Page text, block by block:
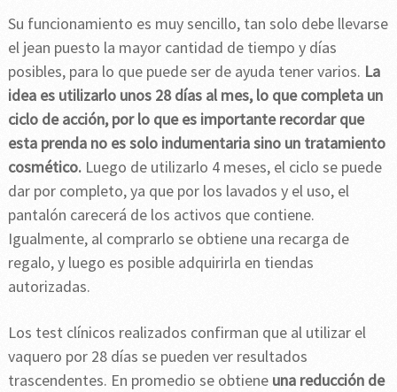
Su funcionamiento es muy sencillo, tan solo debe llevarse
el jean puesto la mayor cantidad de tiempo y días
posibles, para lo que puede ser de ayuda tener varios. La
idea es utilizarlo unos 28 días al mes, lo que completa un
ciclo de acción, por lo que es importante recordar que
esta prenda no es solo indumentaria sino un tratamiento
cosmético.Luego de utilizarlo 4 meses, el ciclo se puede
dar por completo, ya que por los lavados y el uso, el
pantalón carecerá de los activos que contiene.
Igualmente, al comprarlo se obtiene una recarga de
regalo, y luego es posible adquirirla en tiendas
autorizadas.
Los test clínicos realizados confirman que al utilizar el
vaquero por 28 días se pueden ver resultados
trascendentes. En promedio se obtieneuna reducción de